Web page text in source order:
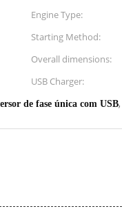
Engine Type:
Starting Method:
Overall dimensions:
USB Charger:
de fase única com USB,